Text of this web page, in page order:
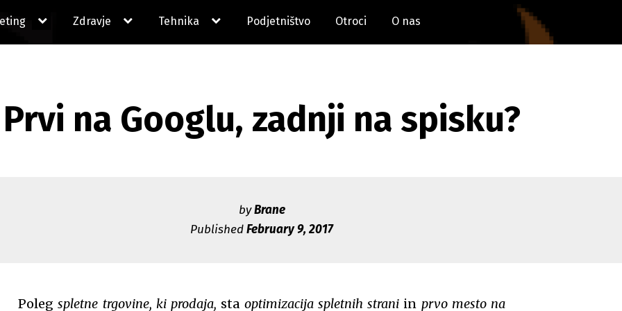
child
Zdravje
child
Tehnika
child
Podjetništvo Otroci O nas
Prvi na Googlu, zadnji na spisku?
byBrane
PublishedFebruary 9, 2017
Polegspletne trgovine, ki prodaja, sta optimizacija spletnih strani in prvo mesto na